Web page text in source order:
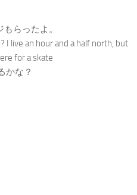
らったよ。
I live an hour and a half north, but
for a skate
かな？